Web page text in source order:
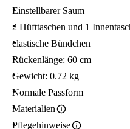
Einstellbarer Saum
2 Hüfttaschen und 1
elastische Bündchen
Rückenlänge: 60 cm
Gewicht: 0.72 kg
Normale Passform
Materialien
Pflegehinweise